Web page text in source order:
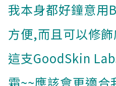
我本身都好鐘意用
方便,而且可以修
這支GoodSkin
霜~~應該會更適